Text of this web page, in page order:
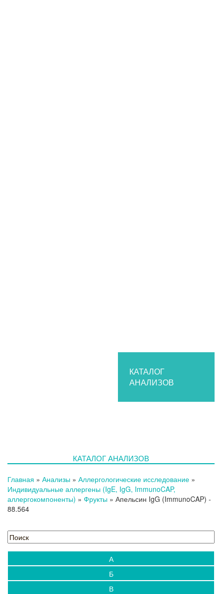
КАТАЛОГ
АНАЛИЗОВ
КАТАЛОГ АНАЛИЗОВ
Главная » Анализы » Аллергологические исследование »
Индивидуальные аллергены (IgE, IgG, ImmunoCAP,
аллергокомпоненты) » Фрукты » Апельсин IgG (ImmunoCAP) -
88.564
А
Б
В